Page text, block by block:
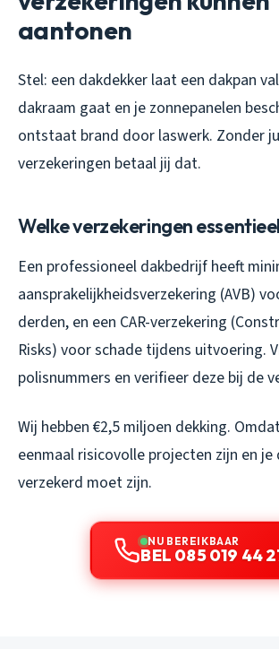
aantonen
Stel: een dakdekker laat een dakpan
dakraam gaat en je zonnepanelen
ontstaat brand door laswerk. Zonder
verzekeringen betaal jij dat.
Welke verzekeringen
Een professioneel dakbedrijf heeft
aansprakelijkheidsverzekering (AVB)
derden, en een CAR-verzekering
Risks) voor schade tijdens uitvoering.
polisnummers en verifieer deze bij de
Wij hebben €2,5 miljoen dekking.
eenmaal risicovolle projecten zijn en
verzekerd moet zijn.
NU BEREIKBAAR
BEL 085 019 44